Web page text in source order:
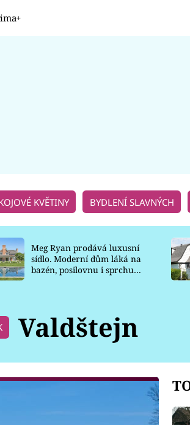
KVĚTINY BYDLENÍ SLAVNÝCH
Meg Ryan prodává luxusní
sídlo. Moderní dům láká na
bazén, posilovnu i sprchu
Valdštejn